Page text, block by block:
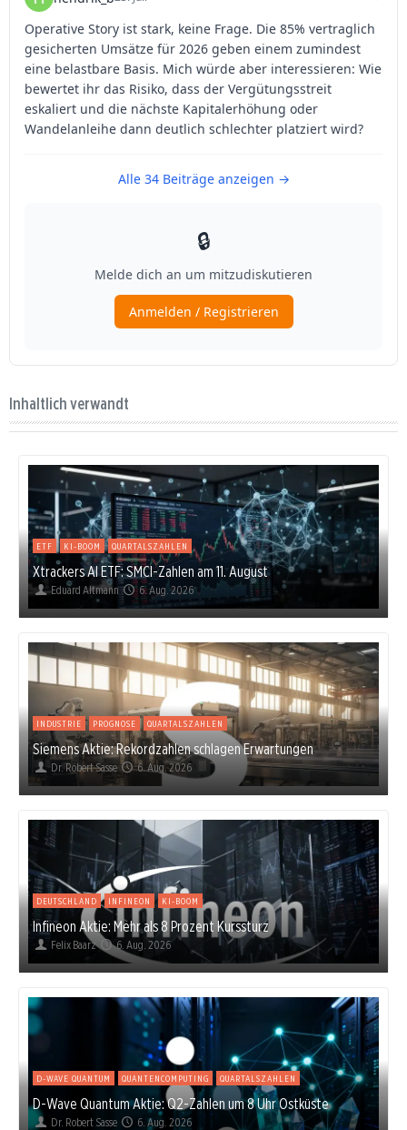
Inhaltlich verwandt
ETF KI-BOOM QUARTALSZAHLEN
Xtrackers AI ETF: SMCI-Zahlen am 11. August
Eduard Altmann 6. Aug. 2026
INDUSTRIE PROGNOSE QUARTALSZAHLEN
Siemens Aktie: Rekordzahlen schlagen Erwartungen
Dr. Robert Sasse 6. Aug. 2026
DEUTSCHLAND INFINEON KI-BOOM
Infineon Aktie: Mehr als 8 Prozent Kurssturz
Felix Baarz 6. Aug. 2026
D-WAVE QUANTUM QUANTENCOMPUTING QUARTALSZAHLEN
D-Wave Quantum Aktie: Q2-Zahlen um 8 Uhr Ostküste
Dr. Robert Sasse 6. Aug. 2026